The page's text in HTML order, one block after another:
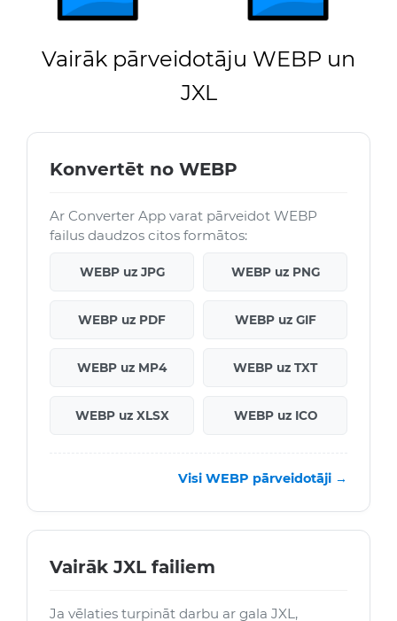
Vairāk pārveidotāju WEBP un
JXL
Konvertēt no WEBP
Ar Converter App varat pārveidot WEBP
failus daudzos citos formātos:
WEBP uz JPG WEBP uz PNG
WEBP uz PDF WEBP uz GIF
WEBP uz MP4 WEBP uz TXT
WEBP uz XLSX WEBP uz ICO
Visi WEBP pārveidotāji →
Vairāk JXL failiem
Ja vēlaties turpināt darbu ar gala JXL,